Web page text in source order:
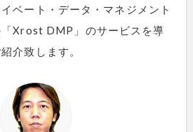
ベート・データ・マネジメント
Xrost DMP」のサービスを導
介致します。